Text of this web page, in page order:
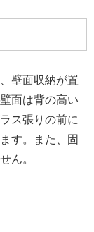
壁面収納が置
面は背の高い
ス張りの前に
す。また、固
ん。